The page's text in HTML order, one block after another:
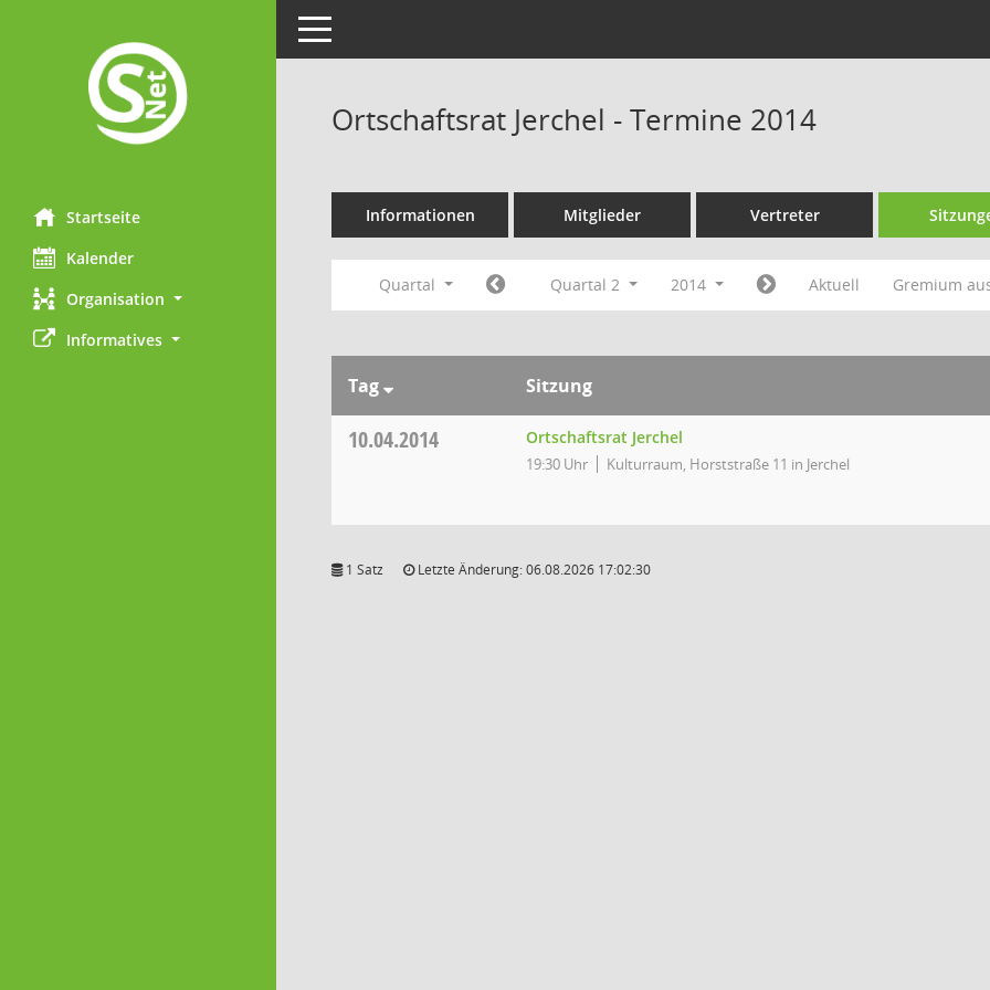
Startseite
Kalender
Organisation
Informatives
Toggle navigation
Ortschaftsrat Jerchel - Termine 2014
Informationen Mitglieder Vertreter
Quartal Quartal 2 2014 Aktuell Gremium
Tag Sitzung
10.04.2014 Ortschaftsrat Jerchel
19:30 Uhr Kulturraum, Horststraße 11 in Jerchel
1 Satz Letzte Änderung: 06.08.2026 17:02:30